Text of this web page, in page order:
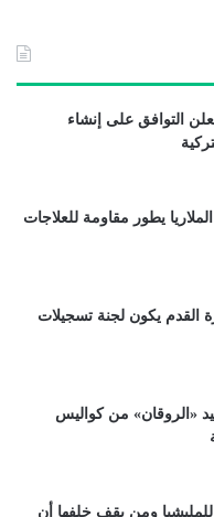
التوافق على إنشاء
يطور مقاومة للعلاجات
القدم يكون لجنة تسجيلات
«الروقان» من كواليس
ومن يقف خلفها أن